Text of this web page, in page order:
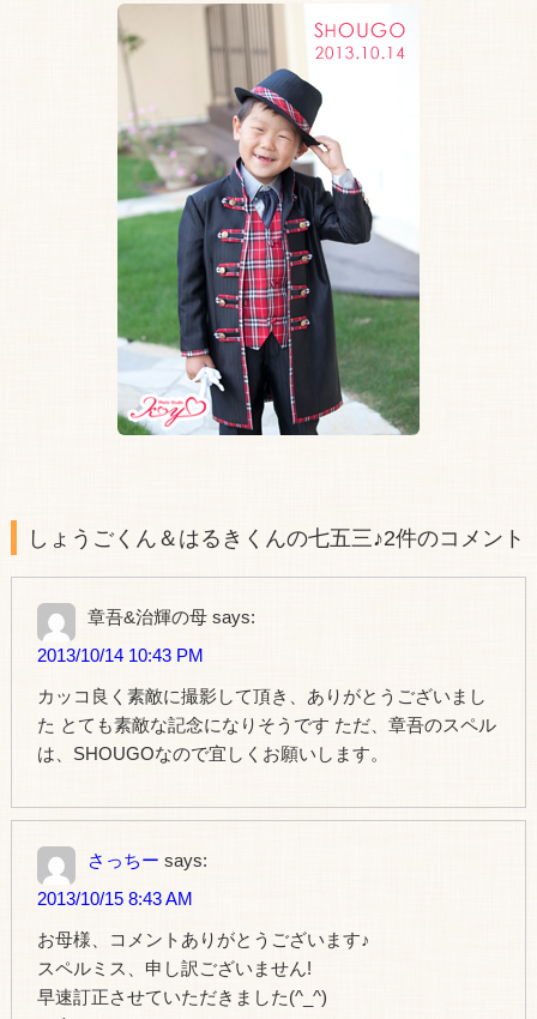
しょうごくん＆はるきくんの七五三♪2件のコメント
章吾&治輝の母 says:
2013/10/14 10:43 PM
カッコ良く素敵に撮影して頂き、ありがとうございまし
た とても素敵な記念になりそうです ただ、章吾のスペル
は、SHOUGOなので宜しくお願いします。
さっちー says:
2013/10/15 8:43 AM
お母様、コメントありがとうございます♪
スペルミス、申し訳ございません!
早速訂正させていただきました(^_^)